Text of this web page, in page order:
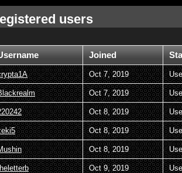
users
Joined
Oct 7, 2019
Oct 7, 2019
Oct 8, 2019
Oct 8, 2019
Oct 8, 2019
Oct 9, 2019